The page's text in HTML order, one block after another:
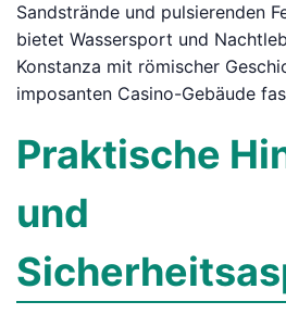
Sandstrände und pulsierenden
bietet Wassersport und
Konstanza mit römischer
imposanten Casino-Gebäude
Praktische
und